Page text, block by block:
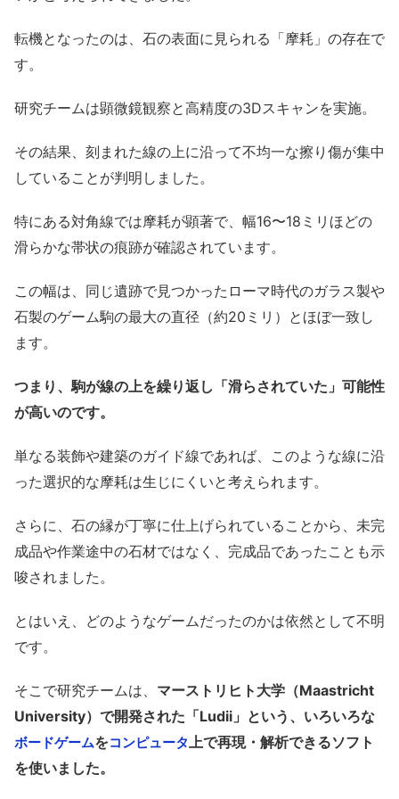
転機となったのは、石の表面に見られる「摩耗」の存在で
す。
研究チームは顕微鏡観察と高精度の3Dスキャンを実施。
その結果、刻まれた線の上に沿って不均一な擦り傷が集中
していることが判明しました。
特にある対角線では摩耗が顕著で、幅16〜18ミリほどの
滑らかな帯状の痕跡が確認されています。
この幅は、同じ遺跡で見つかったローマ時代のガラス製や
石製のゲーム駒の最大の直径（約20ミリ）とほぼ一致し
ます。
つまり、駒が線の上を繰り返し「滑らされていた」可能性
が高いのです。
単なる装飾や建築のガイド線であれば、このような線に沿
った選択的な摩耗は生じにくいと考えられます。
さらに、石の縁が丁寧に仕上げられていることから、未完
成品や作業途中の石材ではなく、完成品であったことも示
唆されました。
とはいえ、どのようなゲームだったのかは依然として不明
です。
そこで研究チームは、 マーストリヒト大学（Maastricht
University）で開発された「Ludii」という、いろいろな
ボードゲームをコンピュータ 上で再現・解析できるソフト
を使いました。